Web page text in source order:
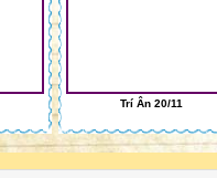
Trí Ân 20/11